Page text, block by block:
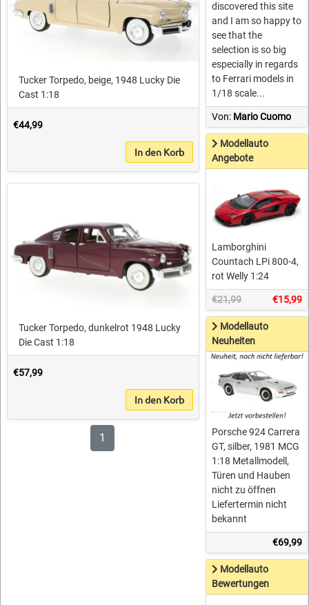
Tucker Torpedo, beige, 1948 Lucky Die
Cast 1:18
€44,99
In den Korb
Tucker Torpedo, dunkelrot 1948 Lucky
Die Cast 1:18
€57,99
In den Korb
1
discovered this site
and I am so happy to
see that the
selection is so big
especially in regards
to Ferrari models in
1/18 scale...
Von: Mario Cuomo
Modellauto
Angebote
Lamborghini
Countach LPi 800-4,
rot Welly 1:24
€21,99 €15,99
Modellauto
Neuheiten
Porsche 924 Carrera
GT, silber, 1981 MCG
1:18 Metallmodell,
Türen und Hauben
nicht zu öffnen
Liefertermin nicht
bekannt
€69,99
Modellauto
Bewertungen